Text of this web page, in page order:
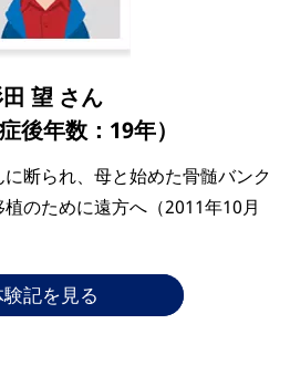
望 さん
後年数：19年）
断られ、母と始めた骨髄バンク
のために遠方へ（2011年10月
記を見る